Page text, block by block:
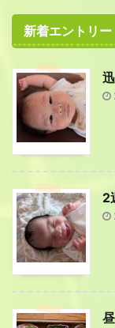
新着エントリー
2